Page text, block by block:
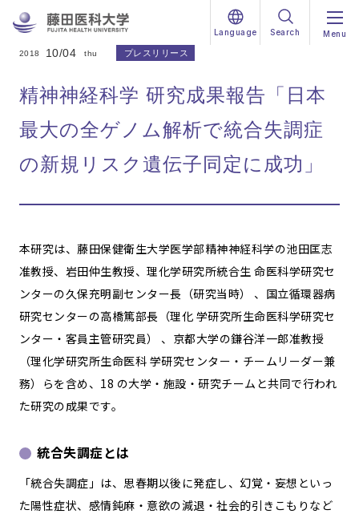
Language Search Menu
2018 10/04 thu プレスリリース
精神神経科学 研究成果報告「日本
最大の全ゲノム解析で統合失調症
の新規リスク遺伝子同定に成功」
本研究は、藤田保健衛生大学医学部精神神経科学の池田匡志
准教授、岩田仲生教授、理化学研究所統合生 命医科学研究セ
ンターの久保充明副センター長（研究当時） 、国立循環器病
研究センターの高橋篤部長（理化 学研究所生命医科学研究セ
ンター・客員主管研究員） 、京都大学の鎌谷洋一郎准教授
（理化学研究所生命医科 学研究センター・チームリーダー兼
務）らを含め、18 の大学・施設・研究チームと共同で行われ
た研究の成果です。
統合失調症とは
「統合失調症」は、思春期以後に発症し、幻覚・妄想といっ
た陽性症状、感情鈍麻・意欲の減退・社会的引きこもりなど